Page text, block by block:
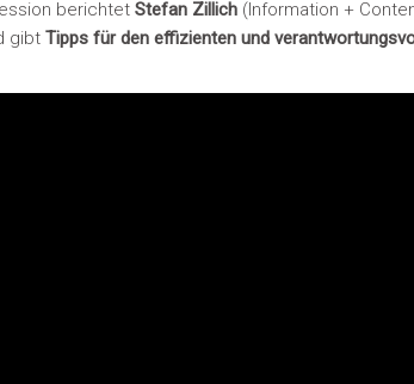
berichtet Stefan Zillich (Information +
gibt Tipps für den effizienten und